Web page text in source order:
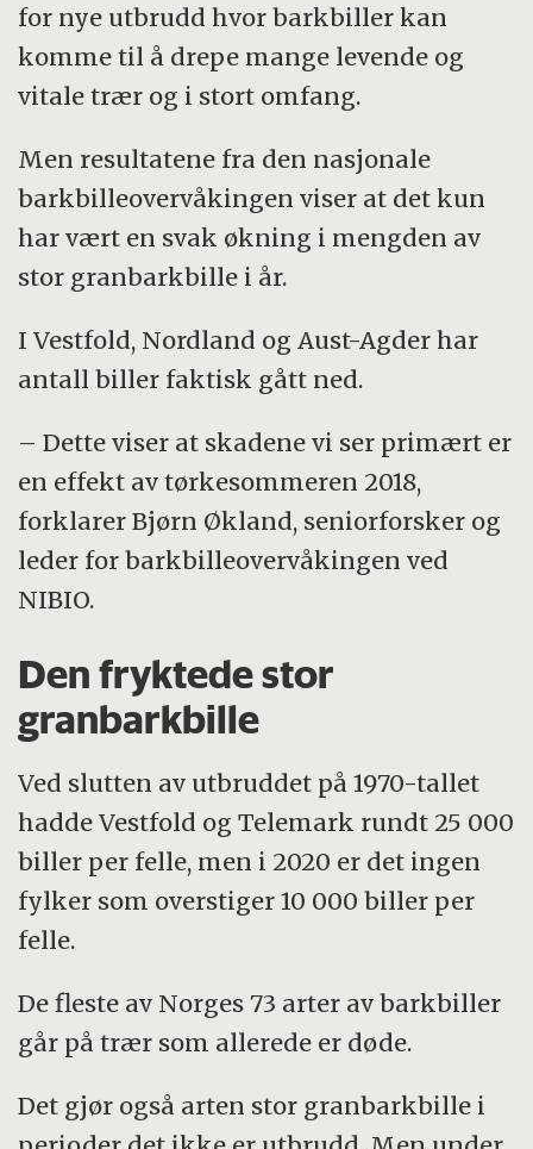
for nye utbrudd hvor barkbiller kan
komme til å drepe mange levende og
vitale trær og i stort omfang.
Men resultatene fra den nasjonale
barkbilleovervåkingen viser at det kun
har vært en svak økning i mengden av
stor granbarkbille i år.
I Vestfold, Nordland og Aust-Agder har
antall biller faktisk gått ned.
– Dette viser at skadene vi ser primært er
en effekt av tørkesommeren 2018,
forklarer Bjørn Økland, seniorforsker og
leder for barkbilleovervåkingen ved
NIBIO.
Den fryktede stor
granbarkbille
Ved slutten av utbruddet på 1970-tallet
hadde Vestfold og Telemark rundt 25 000
biller per felle, men i 2020 er det ingen
fylker som overstiger 10 000 biller per
felle.
De fleste av Norges 73 arter av barkbiller
går på trær som allerede er døde.
Det gjør også arten stor granbarkbille i